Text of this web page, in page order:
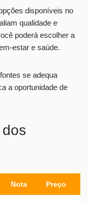
disponíveis no
qualidade e
poderá escolher a
estar e saúde.
se adequa
a oportunidade de
Nota Preço